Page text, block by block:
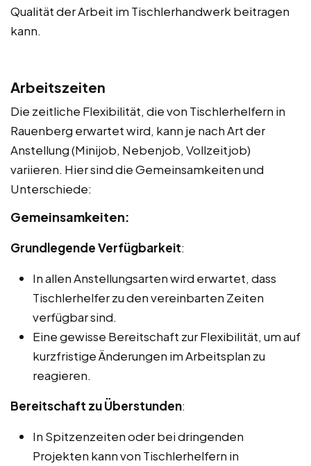
Qualität der Arbeit im Tischlerhandwerk beitragen
kann.
Arbeitszeiten
Die zeitliche Flexibilität, die von Tischlerhelfern in
Rauenberg erwartet wird, kann je nach Art der
Anstellung (Minijob, Nebenjob, Vollzeitjob)
variieren. Hier sind die Gemeinsamkeiten und
Unterschiede:
Gemeinsamkeiten:
Grundlegende Verfügbarkeit:
In allen Anstellungsarten wird erwartet, dass
Tischlerhelfer zu den vereinbarten Zeiten
verfügbar sind.
Eine gewisse Bereitschaft zur Flexibilität, um auf
kurzfristige Änderungen im Arbeitsplan zu
reagieren.
Bereitschaft zu Überstunden:
In Spitzenzeiten oder bei dringenden
Projekten kann von Tischlerhelfern in